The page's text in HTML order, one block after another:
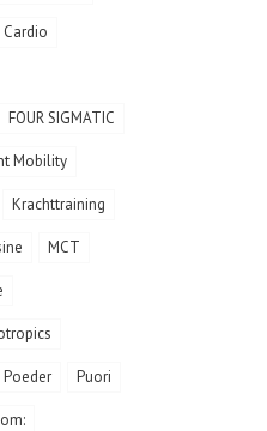
Cardio
FOUR SIGMATIC
Mobility
Krachttraining
MCT
Poeder Puori